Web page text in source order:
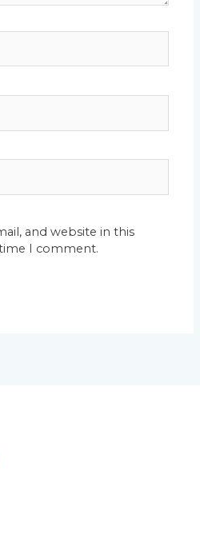
and website in this
I comment.